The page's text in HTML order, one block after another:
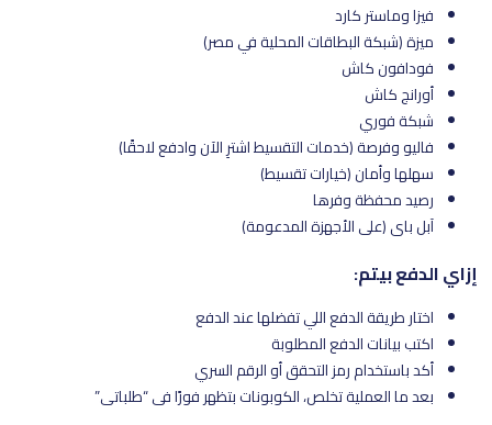
فيزا وماستر كارد
ميزة (شبكة البطاقات المحلية في مصر)
فودافون كاش
أورانج كاش
شبكة فوري
فاليو وفرصة (خدمات التقسيط اشترِ الآن وادفع لاحقًا)
سهلها وأمان (خيارات تقسيط)
رصيد محفظة وفرها
آبل باي (على الأجهزة المدعومة)
إزاي الدفع بيتم:
اختار طريقة الدفع اللي تفضلها عند الدفع
اكتب بيانات الدفع المطلوبة
أكد باستخدام رمز التحقق أو الرقم السري
بعد ما العملية تخلص، الكوبونات بتظهر فورًا في “طلباتي”